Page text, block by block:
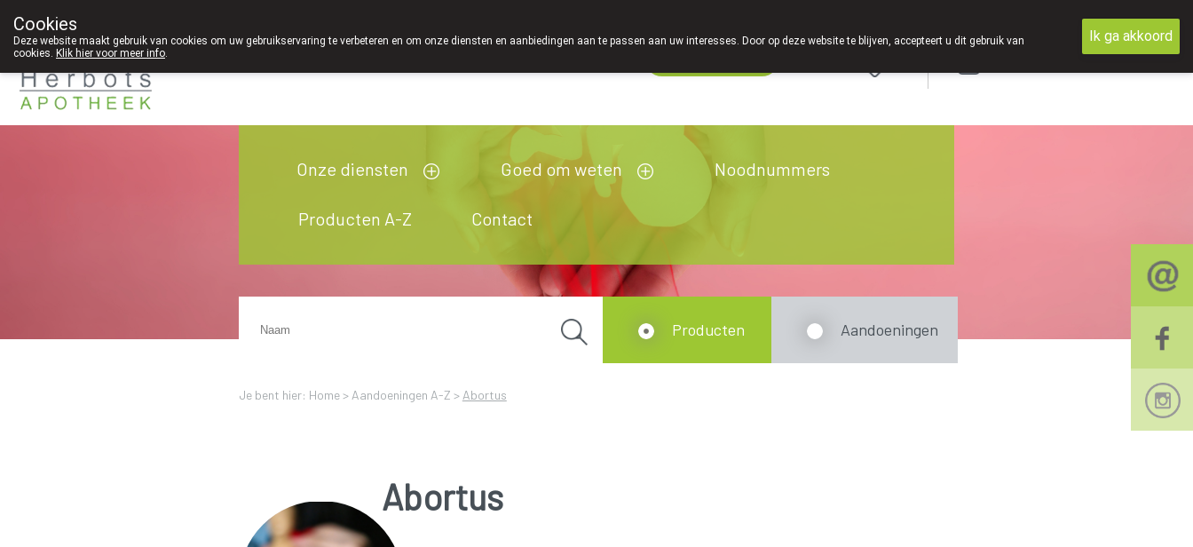
089 41 20 09
Onze diensten Goed om weten Noodnummers
Producten A-Z Contact
Je bent hier: Home > Aandoeningen A-Z > Abortus
Producten Aandoeningen
Abortus
Cookies
Deze website maakt gebruik van cookies om uw gebruikservaring te verbeteren en om onze diensten en aanbiedingen aan te passen aan uw interesses. Door op deze website te blijven, accepteert u dit gebruik van
cookies. Klik hier voor meer info.
Ik ga akkoord